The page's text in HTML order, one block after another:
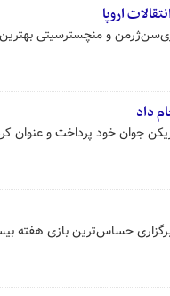
اروپا
و منچسترسیتی بهترین
داد
جوان خود پرداخت و عنوان
حساس‌ترین بازی هفته